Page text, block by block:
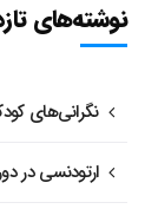
نوشته‌های
نگرانی‌های
ارتودنسی در